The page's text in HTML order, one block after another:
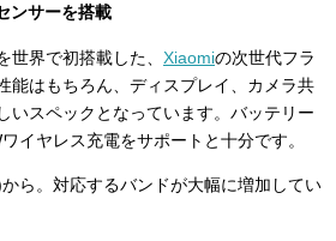
ンサーを搭載
界で初搭載した、 Xiaomiの次世代フラ
能はもちろん、ディスプレイ、カメラ共
いスペックとなっています。バッテリー
イヤレス充電をサポートと十分です。
ら。対応するバンドが大幅に増加してい